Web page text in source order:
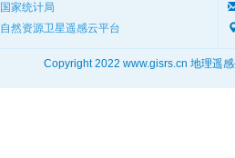
国家统计局
自然资源卫星遥感云平台
Copyright 2022 www.gisrs.cn 地理遥